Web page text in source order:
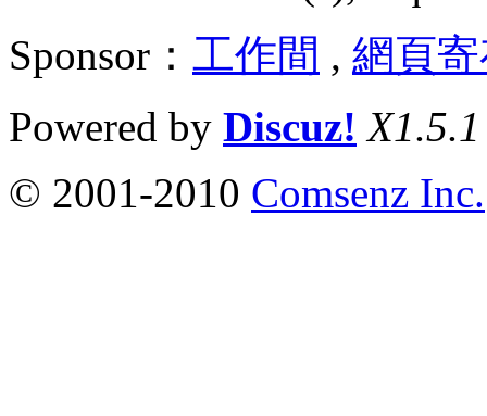
Sponsor： 工作間 , 網頁
Powered by Discuz! X1.5.1
© 2001-2010 Comsenz Inc.